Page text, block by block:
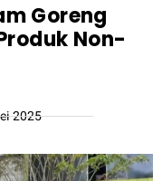
Goreng
Non-
2025